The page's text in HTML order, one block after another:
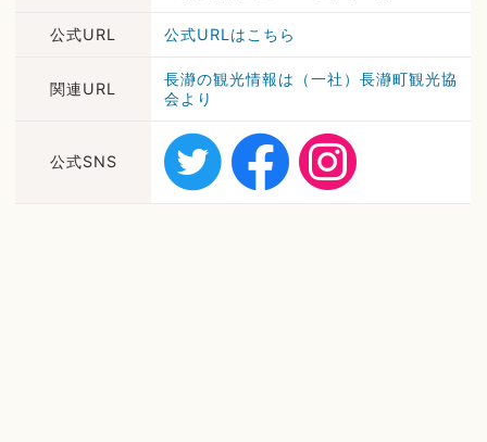
公式URL 公式URLはこちら
関連URL
長瀞の観光情報は（一社）長瀞町観光協
会より
公式SNS